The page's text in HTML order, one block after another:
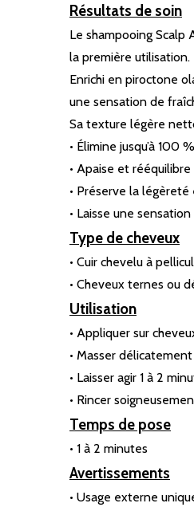
Résultats de soin
Le shampooing
la première utilisation.
Enrichi en piroctone
une sensation de
Sa texture légère
• Élimine jusqu’à 100
• Apaise et
• Préserve la
• Laisse une
Type de cheveux
• Cuir chevelu à
• Cheveux ternes ou
Utilisation
• Appliquer sur
• Masser
• Laisser agir 1 à 2
• Rincer
Temps de pose
• 1 à 2 minutes
Avertissements
• Usage externe